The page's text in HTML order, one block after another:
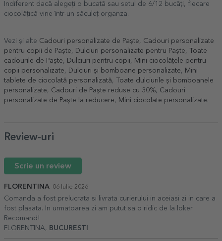
Indiferent dacă alegeți o bucată sau setul de 6/12 bucăți, fiecare
ciocolățică vine într-un săculeț organza.
Vezi și alte Cadouri personalizate de Paște, Cadouri personalizate
pentru copii de Paște, Dulciuri personalizate pentru Paște,
Toate
cadourile de Paște, Dulciuri pentru copii, Mini ciocolățele pentru
copii personalizate, Dulciuri și bomboane personalizate, Mini
tablete de ciocolată personalizată,
Toate dulciurile și bomboanele
personalizate, Cadouri de Paște reduse cu 30%, Cadouri
personalizate de Paște la reducere, Mini ciocolate personalizate.
Review-uri
Scrie un review
FLORENTINA 06 Iulie 2026
Comanda a fost prelucrata si livrata curierului in aceiasi zi in care a
fost plasata. In urmatoarea zi am putut sa o ridic de la loker.
Recomand!
FLORENTINA,
BUCURESTI